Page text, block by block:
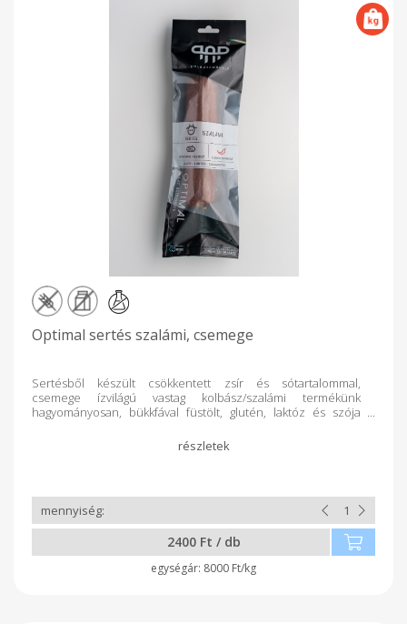
Optimal sertés szalámi, csemege
Sertésből készült csökkentett zsír és sótartalommal,
csemege ízvilágú vastag kolbász/szalámi termékünk
hagyományosan, bükkfával füstölt, glutén, laktóz és szója
2400 Ft / db
8000 Ft/kg